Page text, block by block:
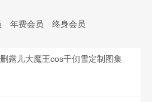
年费会员 终身会员
露儿大魔王cos千仞雪定制图集